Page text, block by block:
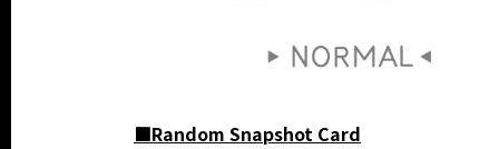
■Random Snapshot Card